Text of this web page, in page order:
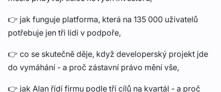
👉 jak funguje platforma, která na 135 000 uživatelů
potřebuje jen tři lidi v podpoře,
👉 co se skutečně děje, když developerský projekt jde
do vymáhání - a proč zástavní právo mění vše,
👉 jak Alan řídí firmu podle tří cílů na kvartál - a proč